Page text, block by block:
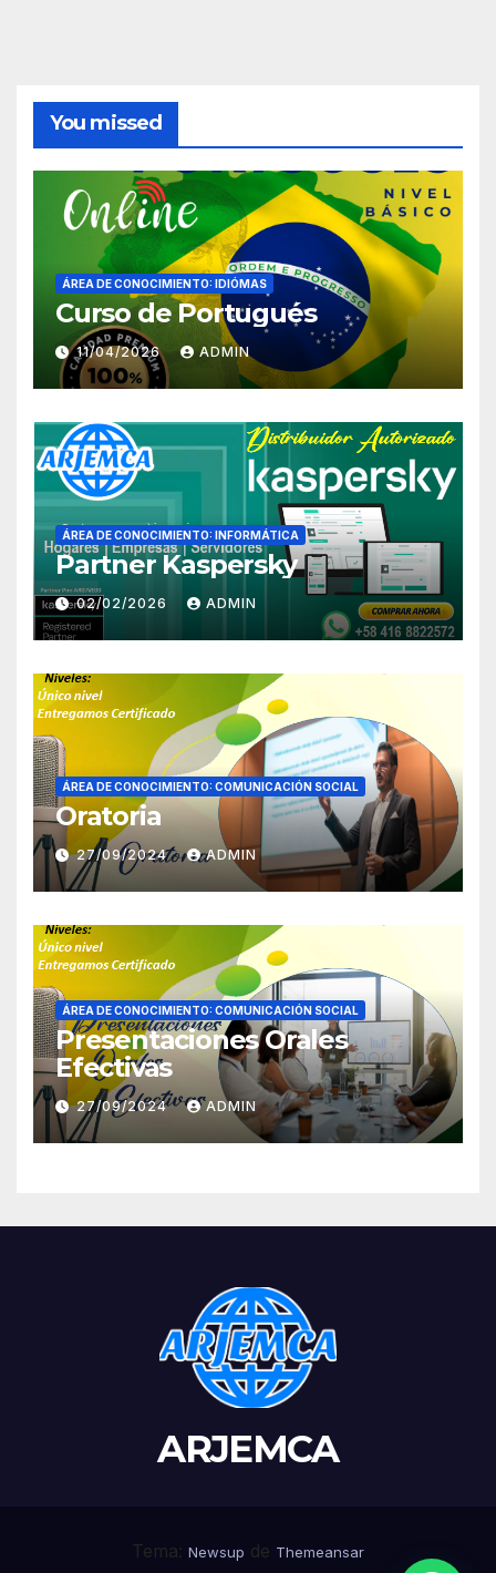
You missed
ÁREA DE CONOCIMIENTO: IDIÓMAS
Curso de Portugués
11/04/2026 ADMIN
ÁREA DE CONOCIMIENTO: INFORMÁTICA
Partner Kaspersky
02/02/2026 ADMIN
ÁREA DE CONOCIMIENTO: COMUNICACIÓN SOCIAL
Oratoria
27/09/2024 ADMIN
ÁREA DE CONOCIMIENTO: COMUNICACIÓN SOCIAL
Presentaciones Orales
Efectivas
27/09/2024 ADMIN
ARJEMCA
Tema: Newsup de Themeansar